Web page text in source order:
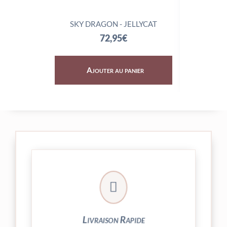
SKY DRAGON - JELLYCAT
72,95€
Ajouter au panier

Livraison Rapide
Votre commande est expédiée sous
24/48h et livrée par Colissimo.